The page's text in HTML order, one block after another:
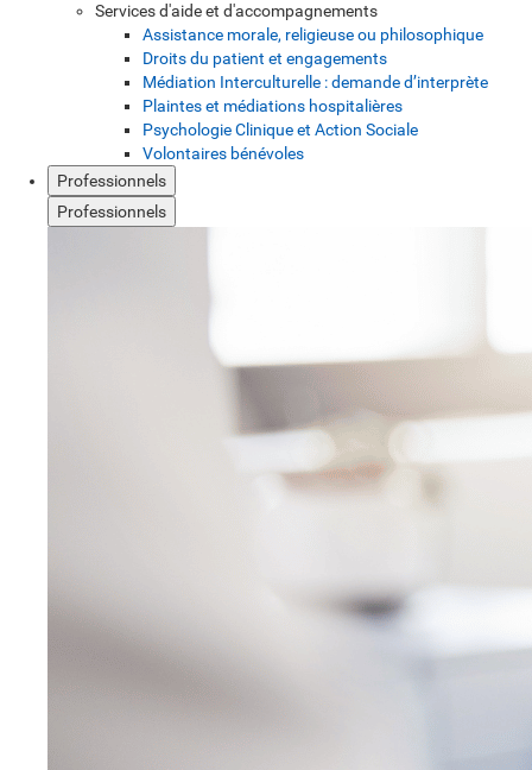
Services d'aide et d'accompagnements
Assistance morale, religieuse ou philosophique
Droits du patient et engagements
Médiation Interculturelle : demande d’interprète
Plaintes et médiations hospitalières
Psychologie Clinique et Action Sociale
Volontaires bénévoles
Professionnels
Professionnels